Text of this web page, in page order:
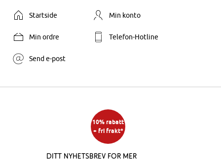
Startside Min konto
Min ordre Telefon-Hotline
Send e-post
10% rabatt
+ fri frakt*
Ditt nyhetsbrev for mer